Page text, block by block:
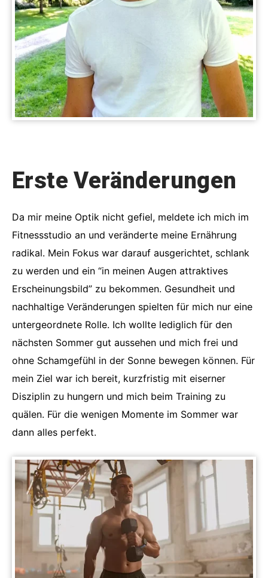
Erste Veränderungen
Da mir meine Optik nicht gefiel, meldete ich mich im
Fitnessstudio an und veränderte meine Ernährung
radikal. Mein Fokus war darauf ausgerichtet, schlank
zu werden und ein “in meinen Augen attraktives
Erscheinungsbild” zu bekommen. Gesundheit und
nachhaltige Veränderungen spielten für mich nur eine
untergeordnete Rolle. Ich wollte lediglich für den
nächsten Sommer gut aussehen und mich frei und
ohne Schamgefühl in der Sonne bewegen können. Für
mein Ziel war ich bereit, kurzfristig mit eiserner
Disziplin zu hungern und mich beim Training zu
quälen. Für die wenigen Momente im Sommer war
dann alles perfekt.